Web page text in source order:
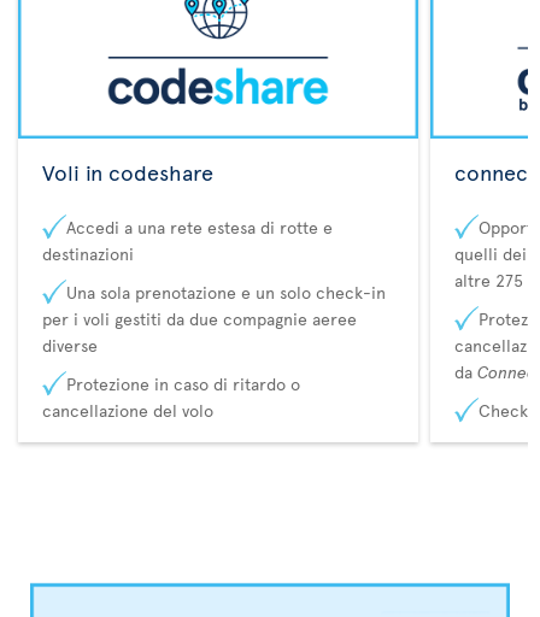
Voli in codeshare
Accedi a una rete estesa di rotte e
destinazioni
Una sola prenotazione e un solo check-in
per i voli gestiti da due compagnie aeree
diverse
Protezione in caso di ritardo o
cancellazione del volo
quelli dei
altre 275
da
Check-